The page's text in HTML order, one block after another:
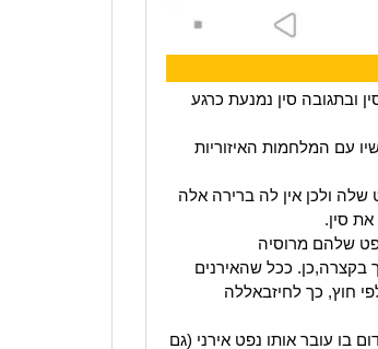
ובתגובה סין נמנעת כרגע
עם המלחמות האיזוריות
ולכן אין לה ברירה אלה
סין.
שלהם מרוסיה
ככל שהאירנים
חוץ, כך לחיזבאללה
בו עובר אותו נפט אירני (גם